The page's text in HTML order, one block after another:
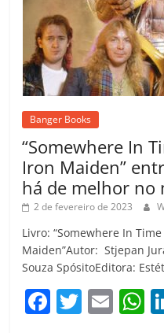
Banger Books
“Somewhere In
Iron Maiden”
há de melhor no
2 de fevereiro de 2023
Livro: “Somewhere In
Maiden”Autor: Stjepan
Souza SpósitoEditora:
F T E